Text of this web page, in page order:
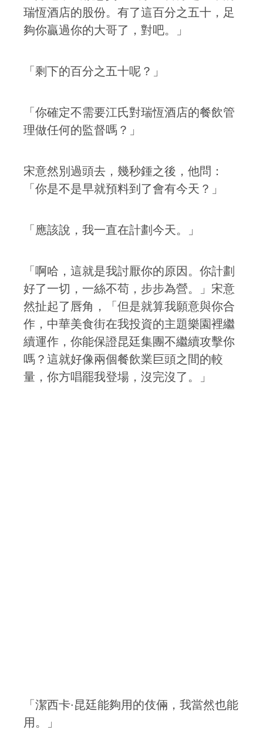
瑞恆酒店的股份。有了這百分之五十，足
夠你贏過你的大哥了，對吧。」
「剩下的百分之五十呢？」
「你確定不需要江氏對瑞恆酒店的餐飲管
理做任何的監督嗎？」
宋意然別過頭去，幾秒鍾之後，他問：
「你是不是早就預料到了會有今天？」
「應該說，我一直在計劃今天。」
「啊哈，這就是我討厭你的原因。你計劃
好了一切，一絲不苟，步步為營。」宋意
然扯起了唇角，「但是就算我願意與你合
作，中華美食街在我投資的主題樂園裡繼
續運作，你能保證昆廷集團不繼續攻擊你
嗎？這就好像兩個餐飲業巨頭之間的較
量，你方唱罷我登場，沒完沒了。」
「潔西卡·昆廷能夠用的伎倆，我當然也能
用。」